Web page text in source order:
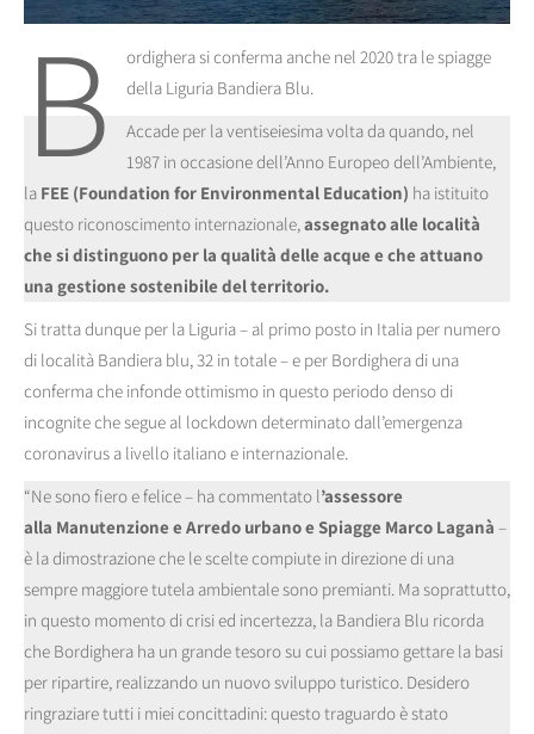
B
ordighera si conferma anche nel 2020 tra le spiagge
della Liguria Bandiera Blu.
Accade per la ventiseiesima volta da quando, nel
1987 in occasione dell’Anno Europeo dell’Ambiente,
la FEE (Foundation for Environmental Education) ha istituito
questo riconoscimento internazionale,assegnato alle località
che si distinguono per la qualità delle acque e che attuano
una gestione sostenibile del territorio.
Si tratta dunque per la Liguria – al primo posto in Italia per numero
di località Bandiera blu, 32 in totale – e per Bordighera di una
conferma che infonde ottimismo in questo periodo denso di
incognite che segue al lockdown determinato dall’emergenza
coronavirus a livello italiano e internazionale.
“Ne sono fiero e felice – ha commentato l’assessore
alla Manutenzione e Arredo urbano e Spiagge Marco Laganà –
è la dimostrazione che le scelte compiute in direzione di una
sempre maggiore tutela ambientale sono premianti. Ma soprattutto,
in questo momento di crisi ed incertezza, la Bandiera Blu ricorda
che Bordighera ha un grande tesoro su cui possiamo gettare la basi
per ripartire, realizzando un nuovo sviluppo turistico. Desidero
ringraziare tutti i miei concittadini: questo traguardo è stato